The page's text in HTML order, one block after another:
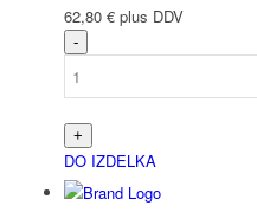
Nederlands(
62,80 € plus DDV
DO IZDELKA